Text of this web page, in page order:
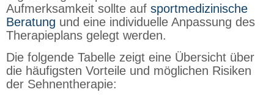
Aufmerksamkeit sollte auf sportmedizinische
Beratung und eine individuelle Anpassung des
Therapieplans gelegt werden.
Die folgende Tabelle zeigt eine Übersicht über
die häufigsten Vorteile und möglichen Risiken
der Sehnentherapie: